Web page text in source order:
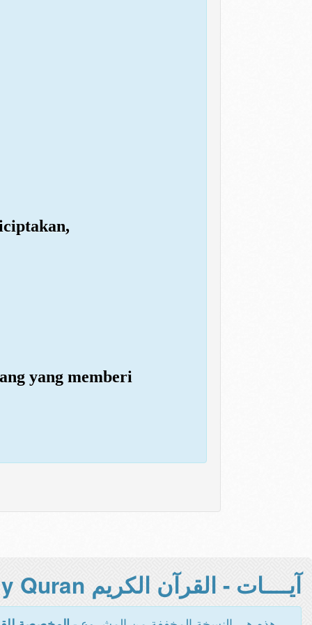
yang memberi
آيــــات - القرآن الكريم Holy Quran -